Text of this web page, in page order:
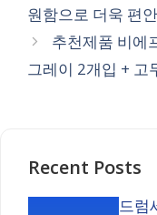
원함으로 더욱 편
추천제품 비에
그레이 2개입 + 고
Recent Posts
드럼